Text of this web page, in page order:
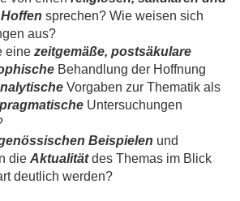
sprechen? Wie weisen sich
aus?
eine zeitgemäße, postsäkulare
Behandlung der Hoffnung
Vorgaben zur Thematik als
Untersuchungen
Beispielen und
die Aktualitätdes Themas im Blick
deutlich werden?